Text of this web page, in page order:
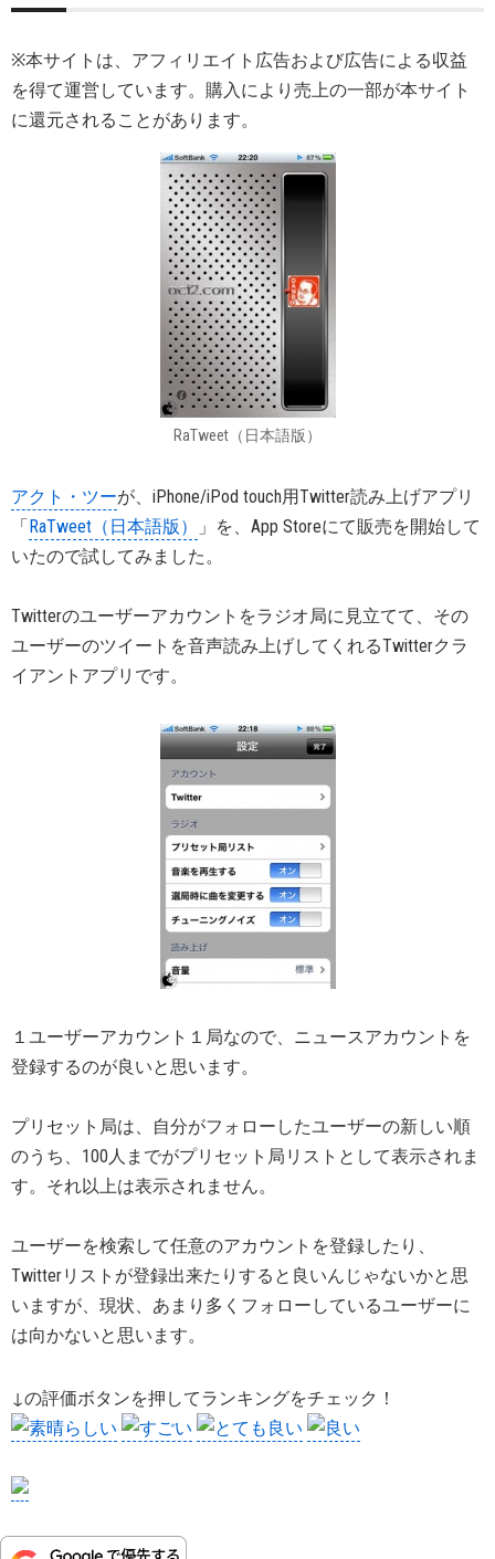
※本サイトは、アフィリエイト広告および広告による収益
を得て運営しています。購入により売上の一部が本サイト
に還元されることがあります。
RaTweet（日本語版）
アクト・ツーが、iPhone/iPod touch用Twitter読み上げアプリ
「RaTweet（日本語版）
」を、App Storeにて販売を開始して
いたので試してみました。
Twitterのユーザーアカウントをラジオ局に見立てて、その
ユーザーのツイートを音声読み上げしてくれるTwitterクラ
イアントアプリです。
１ユーザーアカウント１局なので、ニュースアカウントを
登録するのが良いと思います。
プリセット局は、自分がフォローしたユーザーの新しい順
のうち、100人までがプリセット局リストとして表示されま
す。それ以上は表示されません。
ユーザーを検索して任意のアカウントを登録したり、
Twitterリストが登録出来たりすると良いんじゃないかと思
いますが、現状、あまり多くフォローしているユーザーに
は向かないと思います。
↓の評価ボタンを押してランキングをチェック！